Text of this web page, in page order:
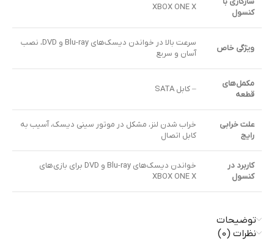
کنسول
XBOX ONE X
ویژگی خاص
سرعت بالا در خواندن دیسک‌های Blu-ray و DVD، نصب
آسان و سریع
مکمل‌های
قطعه
– کابل SATA
علت خرابی
رایج
خراب شدن لنز، مشکل در موتور سینی دیسک، آسیب به
کابل اتصال
کاربرد در
کنسول
خواندن دیسک‌های Blu-ray و DVD برای بازی‌های
XBOX ONE X
توضیحات
نظرات (0)